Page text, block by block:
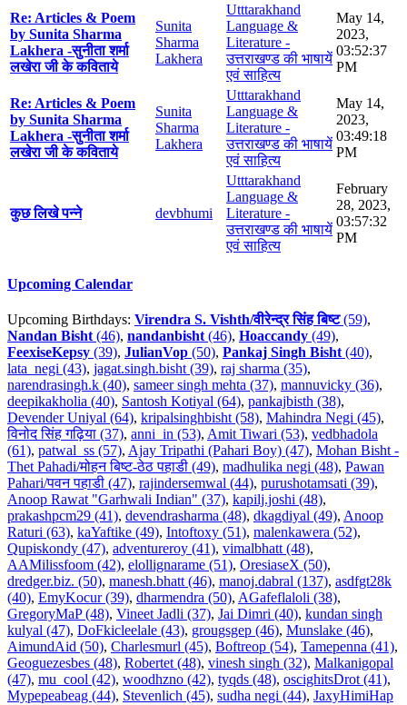
Re: Articles & Poem
by Sunita Sharma
Lakhera -सुनीता शर्मा
लखेरा जी के कविताये
Sunita
Sharma
Lakhera
Utttarakhand
Language &
Literature -
उत्तराखण्ड की भाषायें
एवं साहित्य
May 14,
2023,
03:52:37
PM
Re: Articles & Poem
by Sunita Sharma
Lakhera -सुनीता शर्मा
लखेरा जी के कविताये
Sunita
Sharma
Lakhera
Utttarakhand
Language &
Literature -
उत्तराखण्ड की भाषायें
एवं साहित्य
May 14,
2023,
03:49:18
PM
कुछ लिखे पन्ने devbhumi
Utttarakhand
Language &
Literature -
उत्तराखण्ड की भाषायें
एवं साहित्य
February
28, 2023,
03:57:32
PM
Upcoming Calendar
Upcoming Birthdays: Virendra S. Vishth/वीरेन्द्र सिंह बिष्ट(59),
Nandan Bisht(46), nandanbisht(46), Hoaccandy (49),
FeexiseKepsy (39), JulianVop (50), Pankaj Singh Bisht(40),
lata_negi (43), jagat.singh.bisht (39), raj sharma (35),
narendrasingh.k (40), sameer singh mehta (37), mannuvicky (36),
deepikakholia (40), Santosh Kotiyal (64), pankajbisth (38),
Devender Uniyal (64), kripalsinghbisht (58), Mahindra Negi (45),
विनोद सिंह गढ़िया (37), anni_in (53), Amit Tiwari (53), vedbhadola
(61), patwal_ss (57), Ajay Tripathi (Pahari Boy) (47), Mohan Bisht -
Thet Pahadi/मोहन बिष्ट-ठेठ पहाडी (49), madhulika negi (48), Pawan
Pahari/पवन पहाडी (47), rajindersemwal (44), purushotamsati (39),
Anoop Rawat "Garhwali Indian" (37), kapilj.joshi (48),
prakashpcm29 (41), devendrasharma (48), dkagdiyal (49), Anoop
Raturi (63), kaYaftike (49), Intoftoxy (51), malenkawera (52),
Qupiskondy (47), adventureroy (41), vimalbhatt (48),
AAMilissfoom (42), elollignarame (51), OresiaseX (50),
dredger.biz. (50), manesh.bhatt (46), manoj.dabral (137), asdfgt28k
(40), EmyKocur (39), dharmendra (50), AGafeflaloli (38),
GregoryMaP (48), Vineet Jadli (37), Jai Dimri (40), kundan singh
kulyal (47), DoFkicleelale (43), grougsgep (46), Munslake (46),
AimundAid (50), Charlesmurl (45), Boftreop (54), Tamepenna (41),
Geoguezesbes (48), Robertet (48), vinesh singh (32), Malkanigopal
(47), mu_cool (42), woodhzno (42), tyqds (48), oscighitsDrot (41),
Mypepeabeag (44), Stevenlich (45), sudha negi (44), JaxyHimiHap